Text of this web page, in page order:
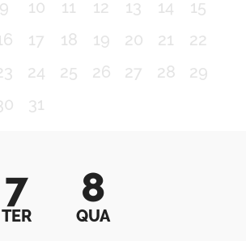
9
10 11 12 13 14
15
17 18 19 20 21
22
24 25 26 27 28
29
31
7
TER
8
QUA